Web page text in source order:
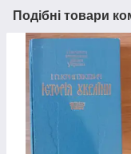
Подібні товари